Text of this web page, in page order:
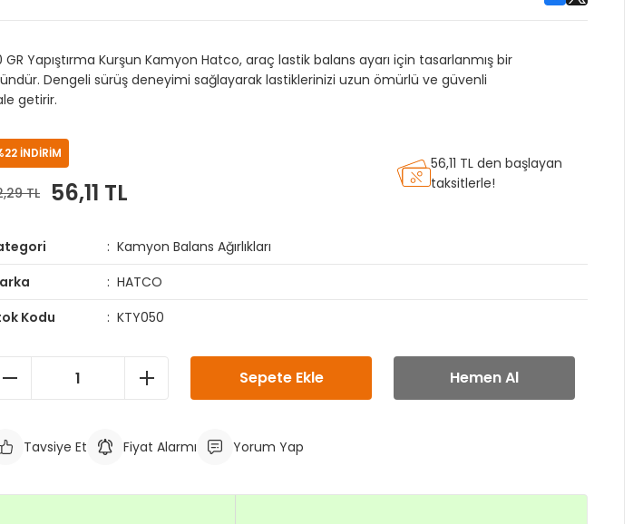
GR Yapıştırma Kurşun Kamyon Hatco, araç lastik balans ayarı için tasarlanmış bir
Dengeli sürüş deneyimi sağlayarak lastiklerinizi uzun ömürlü ve güvenli
getirir.
İNDİRİM
TL 56,11 TL
56,11 TL den başlayan
taksitlerle!
Kamyon Balans Ağırlıkları
HATCO
Kodu
KTY050
Sepete Ekle Hemen Al
Tavsiye Et Fiyat Alarmı Yorum Yap